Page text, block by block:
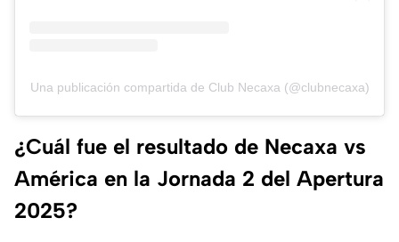
Una publicación compartida de Club Necaxa (@clubnecaxa)
¿Cuál fue el resultado de Necaxa vs
América en la Jornada 2 del Apertura
2025?